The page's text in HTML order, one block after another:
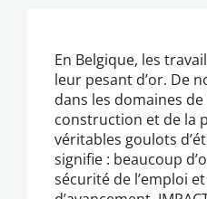
En Belgique, les
leur pesant d’or. De
dans les domaines de
construction et de la
véritables goulots
signifie : beaucoup
sécurité de l’emploi